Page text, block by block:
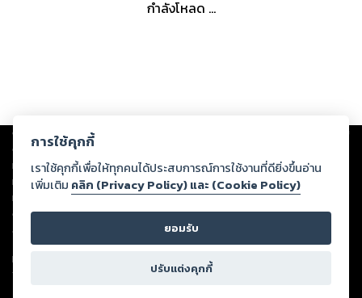
กำลังโหลด ...
Copyright © 2026
ต่อผลงานหรือเนื้อหาใดที่อัปโหลดผ่านเว็บไซต์และปรากฏว่าละเมิดสิทธิใน
ทรัพย์สินทางปัญญาของบุคคลอื่นหรือขัดต่อกฎหมายและศีลธรรม ดังนั้น ผู้อ่าน
ทุกท่านโปรดใช้วิจารณญาณในการกลั่นกรองด้วยตนเอง และหากท่านพบว่าส่วน
หนึ่งส่วนใดขัดต่อกฎหมายและศีลธรรม กรุณาแจ้งมายังบริษัท เพื่อทีมงานจะได้
ดำเนินการในทันที ทั้งนี้ ทางสตอรี่ล็อกขอสงวนลิขสิทธิ์ตามพระราชบัญญัติ
ลิขสิทธิ์ พ.ศ. 2537 (ฉบับล่าสุด)
For support: member@ookbee.com
Version
การใช้คุกกี้
เราใช้คุกกี้เพื่อให้ทุกคนได้ประสบการณ์การใช้งานที่ดียิ่งขึ้นอ่าน
เพิ่มเติม คลิก (Privacy Policy) และ (Cookie Policy)
ยอมรับ
ปรับแต่งคุกกี้